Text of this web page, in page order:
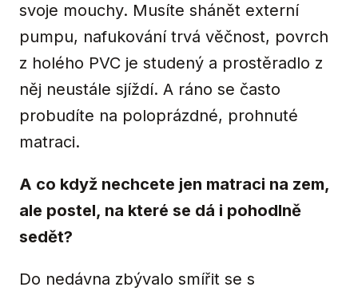
svoje mouchy. Musíte shánět externí
pumpu, nafukování trvá věčnost, povrch
z holého PVC je studený a prostěradlo z
něj neustále sjíždí. A ráno se často
probudíte na poloprázdné, prohnuté
matraci.
A co když nechcete jen matraci na zem,
ale postel, na které se dá i pohodlně
sedět?
Do nedávna zbývalo smířit se s